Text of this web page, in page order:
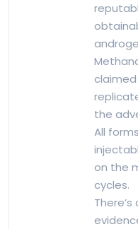
the
All
on the
cycles.